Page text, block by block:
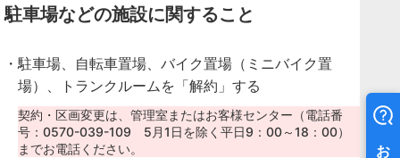
駐車場などの施設に関すること
駐車場、自転車置場、バイク置場（ミニバイク置
場）、トランクルームを「解約」する
契約・区画変更は、管理室またはお客様センター（電話番
号：0570-039-109 5月1日を除く平日9：00～18：00）
までお電話ください。